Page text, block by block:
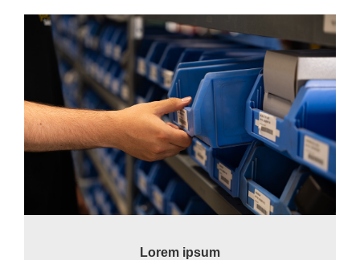
Lo­rem ip­sum